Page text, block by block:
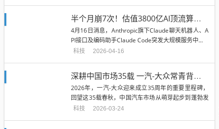
半个月崩7次！估值3800亿AI顶流算力告急：6000人集体哀嚎
4月16日消息，Anthropic旗下Claude聊天机器人、A
PI接口及编码助手Claude Code突发大规模服务中...
科技
2026-04-16
深耕中国市场35载 一汽-大众常青背后：以品质严选定义长期主义
2026年，一汽-大众迎来成立35周年的重要里程碑，
回望这35载春秋，中国汽车市场从萌芽起步到蓬勃发
展，从燃油车主导的黄...
科技 2026-03-24